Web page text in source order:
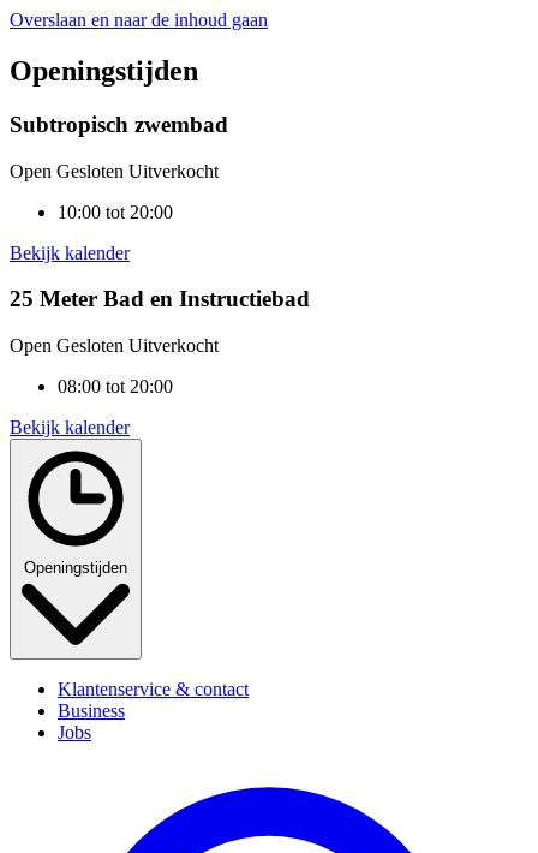
Overslaan en naar de inhoud gaan
Openingstijden
Subtropisch zwembad
Open Gesloten Uitverkocht
10:00 tot 20:00
Bekijk kalender
25 Meter Bad en Instructiebad
Open Gesloten Uitverkocht
08:00 tot 20:00
Bekijk kalender
Openingstijden
Klantenservice & contact
Business
Jobs